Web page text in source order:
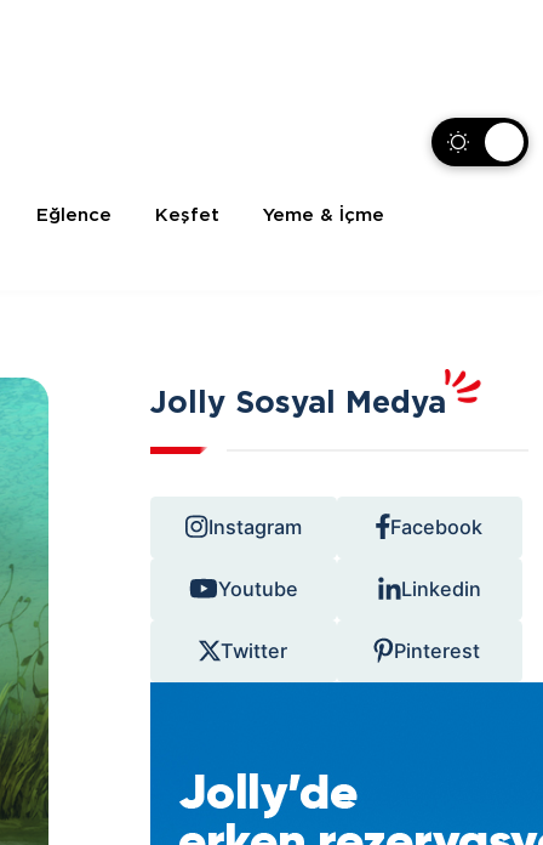
Eğlence Keşfet Yeme & İçme
Jolly Sosyal Medya
Instagram Facebook
Youtube Linkedin
Twitter Pinterest